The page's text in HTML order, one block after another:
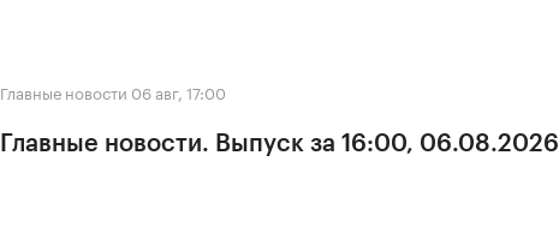
Главные новости 06 авг, 17:00
Главные новости. Выпуск за 16:00, 06.08.2026